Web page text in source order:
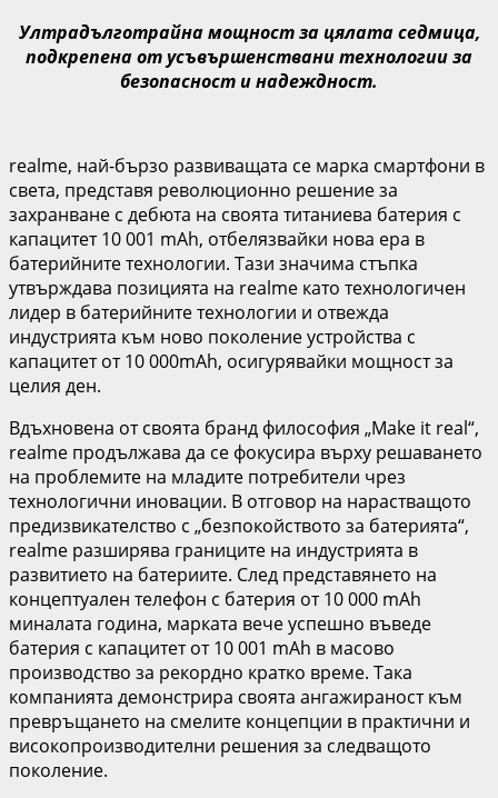
Ултрадълготрайна мощност за цялата седмица,
подкрепена от усъвършенствани технологии за
безопасност и надеждност.
realme, най-бързо развиващата се марка смартфони в
света, представя революционно решение за
захранване с дебюта на своята титаниева батерия с
капацитет 10 001 mAh, отбелязвайки нова ера в
батерийните технологии. Тази значима стъпка
утвърждава позицията на realme като технологичен
лидер в батерийните технологии и отвежда
индустрията към ново поколение устройства с
капацитет от 10 000mAh, осигурявайки мощност за
целия ден.
Вдъхновена от своята бранд философия „Make it real“,
realme продължава да се фокусира върху решаването
на проблемите на младите потребители чрез
технологични иновации. В отговор на нарастващото
предизвикателство с „безпокойството за батерията“,
realme разширява границите на индустрията в
развитието на батериите. След представянето на
концептуален телефон с батерия от 10 000 mAh
миналата година, марката вече успешно въведе
батерия с капацитет от 10 001 mAh в масово
производство за рекордно кратко време. Така
компанията демонстрира своята ангажираност към
превръщането на смелите концепции в практични и
високопроизводителни решения за следващото
поколение.